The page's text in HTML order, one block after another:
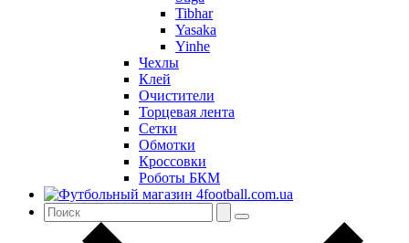
Tibhar
Yasaka
Yinhe
Чехлы
Клей
Очистители
Торцевая лента
Сетки
Обмотки
Кроссовки
Роботы БКМ